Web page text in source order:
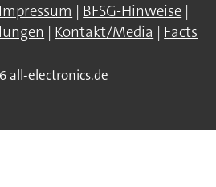
Impressum | BFSG-Hinweise |
| Kontakt/Media | Facts
all-electronics.de